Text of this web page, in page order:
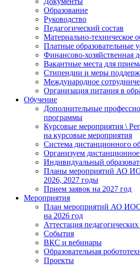
Образование
Руководство
Педагогический состав
Материально-техническое
Платные образовательные
Финансово-хозяйственная
Вакантные места для
Стипендии и меры
Международное
Организация питания в
Обучение
Дополнительные
программы
Курсовые мероприятия \
на курсовые мероприятия
Система дистанционного
Организуем
Индивидуальный
Планы мероприятий АО
2026, 2027 годы
Прием заявок на 2027 год
Мероприятия
План мероприятий АО
на 2026 год
Аттестация
События
ВКС и вебинары
Образовательная
Проекты